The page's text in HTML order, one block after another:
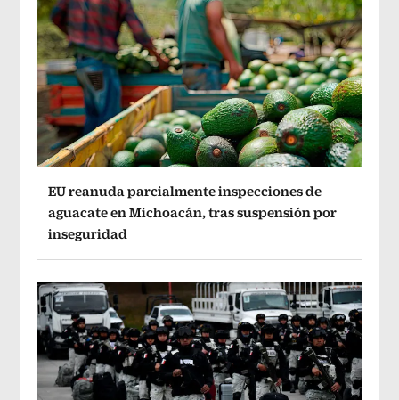
EU reanuda parcialmente inspecciones de
aguacate en Michoacán, tras suspensión por
inseguridad